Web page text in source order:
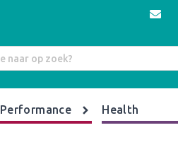
Performance Health